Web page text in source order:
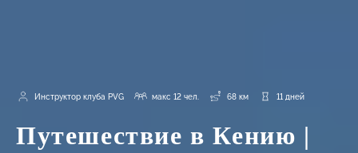
Инструктор клуба PVG макс 12 чел. 68 км 11 дней
Путешествие в Кению |